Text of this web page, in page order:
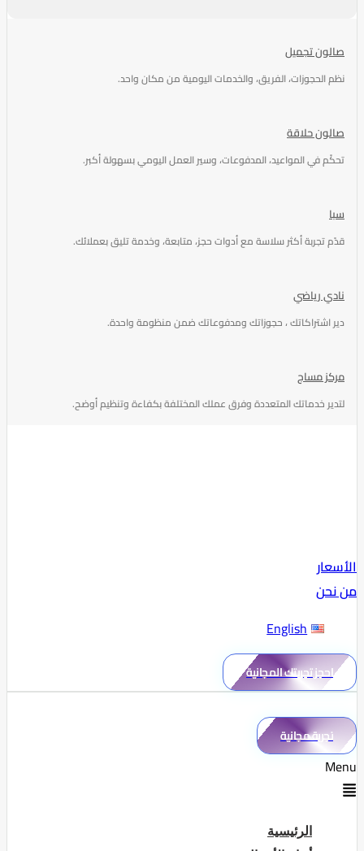
صالون تجميل
نظم الحجوزات، الفريق، والخدمات اليومية من مكان واحد.
صالون حلاقة
تحكّم في المواعيد، المدفوعات، وسير العمل اليومي بسهولة أكبر.
سبا
قدّم تجربة أكثر سلاسة مع أدوات حجز، متابعة، وخدمة تليق بعملائك.
نادي رياضي
دير اشتراكاتك ، حجوزاتك ومدفوعاتك ضمن منظومة واحدة.
مركز مساج
لتدير خدماتك المتعددة وفرق عملك المختلفة بكفاءة وتنظيم أوضح.
الأسعار
من نحن
English
احجز تجربتك المجانية
تجربة مجانية
Menu
الرئيسية